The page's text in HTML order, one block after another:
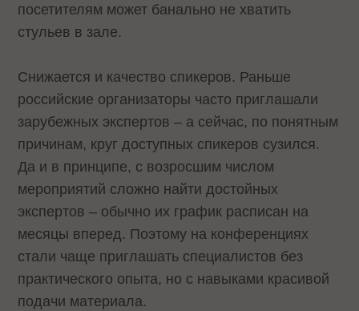
посетителям может банально не хватить
стульев в зале.
Снижается и качество спикеров. Раньше
российские организаторы часто приглашали
зарубежных экспертов – а сейчас, по понятным
причинам, круг доступных спикеров сузился.
Да и в принципе, с возросшим числом
мероприятий сложно найти достойных
экспертов – обычно их график расписан на
месяцы вперед. Поэтому на конференциях
стали чаще приглашать специалистов без
практического опыта, но с навыками красивой
подачи материала.